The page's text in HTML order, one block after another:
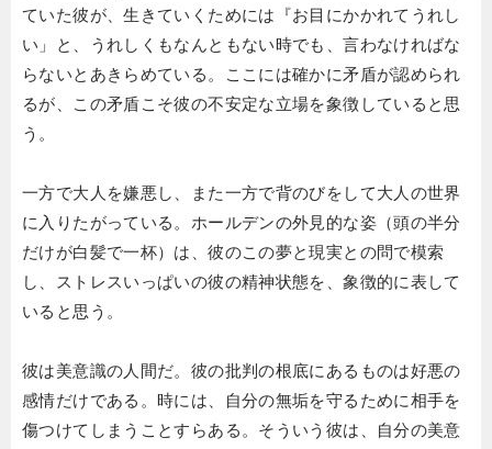
ていた彼が、生きていくためには『お目にかかれてうれし
い」と、うれしくもなんともない時でも、言わなければな
らないとあきらめている。ここには確かに矛盾が認められ
るが、この矛盾こそ彼の不安定な立場を象徴していると思
う。
一方で大人を嫌悪し、また一方で背のびをして大人の世界
に入りたがっている。ホールデンの外見的な姿（頭の半分
だけが白髪で一杯）は、彼のこの夢と現実との問で模索
し、ストレスいっぱいの彼の精神状態を、象徴的に表して
いると思う。
彼は美意識の人間だ。彼の批判の根底にあるものは好悪の
感情だけである。時には、自分の無垢を守るために相手を
傷つけてしまうことすらある。そういう彼は、自分の美意